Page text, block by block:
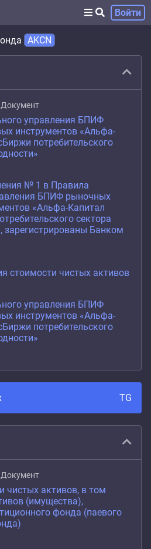
Войти
AKCN
Документ
управления БПИФ
инструментов «Альфа-
потребительского
№ 1 в Правила
БПИФ рыночных
«Альфа-Капитал
сектора
зарегистрированы Банком
стоимости чистых активов
управления БПИФ
инструментов «Альфа-
потребительского
TG
Документ
чистых активов, в том
(имущества),
фонда (паевого